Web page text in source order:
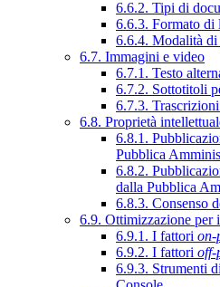
6.6.2. Tipi di
6.6.3. Formato di
6.6.4. Modalità di
6.7. Immagini e video
6.7.1. Testo
6.7.2. Sottotitoli
6.7.3.
6.8. Proprietà
6.8.1.
Pubblica
6.8.2.
dalla Pubblica
6.8.3. Consenso
6.9. Ottimizzazione per
6.9.1. I fattori on-
6.9.2. I fattori off-
6.9.3. Strumenti